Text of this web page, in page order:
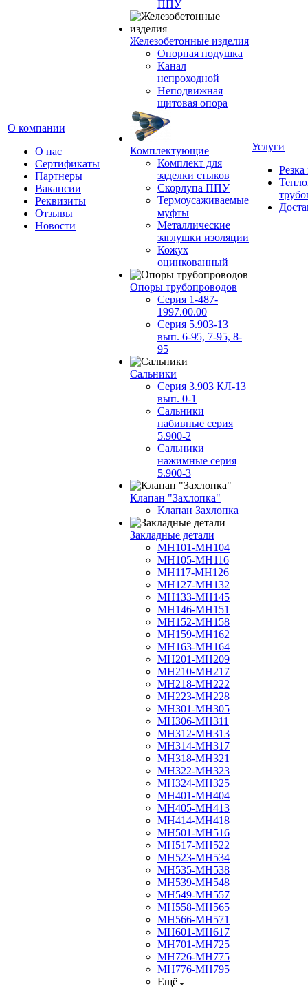
О компании
О нас
Сертификаты
Партнеры
Вакансии
Реквизиты
Отзывы
Новости
ППУ
Железобетонные изделия
Опорная подушка
Канал
непроходной
Неподвижная
щитовая опора
Комплектующие
Комплект для
заделки стыков
Скорлупа ППУ
Термоусаживаемые
муфты
Металлические
заглушки изоляции
Кожух
оцинкованный
Опоры трубопроводов
Серия 1-487-
1997.00.00
Серия 5.903-13
вып. 6-95, 7-95, 8-
95
Сальники
Серия 3.903 КЛ-13
вып. 0-1
Сальники
набивные серия
5.900-2
Сальники
нажимные серия
5.900-3
Клапан "Захлопка"
Клапан Захлопка
Закладные детали
МН101-МН104
МН105-МН116
МН117-МН126
МН127-МН132
МН133-МН145
МН146-МН151
МН152-МН158
МН159-МН162
МН163-МН164
МН201-МН209
МН210-МН217
МН218-МН222
МН223-МН228
МН301-МН305
МН306-МН311
МН312-МН313
МН314-МН317
МН318-МН321
МН322-МН323
МН324-МН325
МН401-МН404
МН405-МН413
МН414-МН418
МН501-МН516
МН517-МН522
МН523-МН534
МН535-МН538
МН539-МН548
МН549-МН557
МН558-МН565
МН566-МН571
МН601-МН617
МН701-МН725
МН726-МН775
МН776-МН795
Ещё
Услуги
Резка